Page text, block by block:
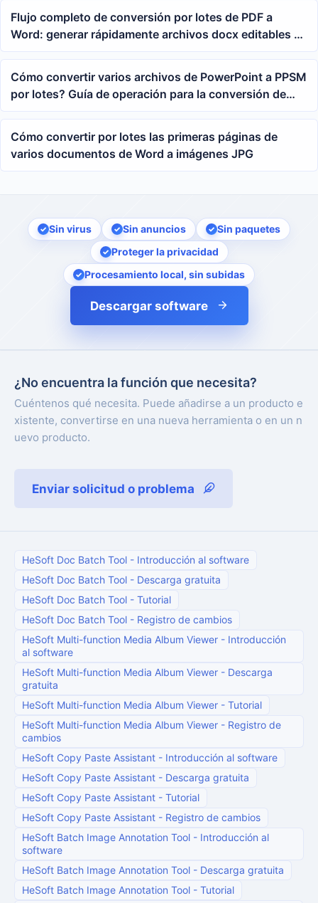
Flujo completo de conversión por lotes de PDF a
Word: generar rápidamente archivos docx editables a
partir de un lote de PDF
Cómo convertir varios archivos de PowerPoint a PPSM
por lotes? Guía de operación para la conversión de
formato de presentación PPT
Cómo convertir por lotes las primeras páginas de
varios documentos de Word a imágenes JPG
Sin virus Sin anuncios
Sin paquetes
Proteger la privacidad
Procesamiento local, sin subidas
Descargar software
¿No encuentra la función que necesita?
Cuéntenos qué necesita. Puede añadirse a un producto e
xistente, convertirse en una nueva herramienta o en un n
uevo producto.
Enviar solicitud o problema
HeSoft Doc Batch Tool - Introducción al software
HeSoft Doc Batch Tool - Descarga gratuita
HeSoft Doc Batch Tool - Tutorial
HeSoft Doc Batch Tool - Registro de cambios
HeSoft Multi-function Media Album Viewer - Introducción
al software
HeSoft Multi-function Media Album Viewer - Descarga
gratuita
HeSoft Multi-function Media Album Viewer - Tutorial
HeSoft Multi-function Media Album Viewer - Registro de
cambios
HeSoft Copy Paste Assistant - Introducción al software
HeSoft Copy Paste Assistant - Descarga gratuita
HeSoft Copy Paste Assistant - Tutorial
HeSoft Copy Paste Assistant - Registro de cambios
HeSoft Batch Image Annotation Tool - Introducción al
software
HeSoft Batch Image Annotation Tool - Descarga gratuita
HeSoft Batch Image Annotation Tool - Tutorial